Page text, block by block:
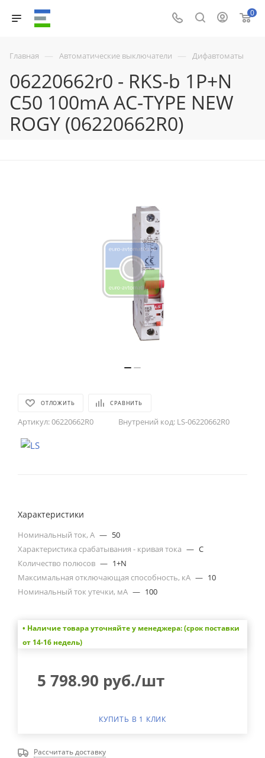
0
Главная — Автоматические выключатели — Дифавтоматы
06220662r0 - RKS-b 1P+N
C50 100mA AC-TYPE NEW
ROGY (06220662R0)
ОТЛОЖИТЬ СРАВНИТЬ
Артикул:06220662R0 Внутрений код: LS-06220662R0
Характеристики
Номинальный ток, А — 50
Характеристика срабатывания - кривая тока — C
Количество полюсов — 1+N
Максимальная отключающая способность, кА — 10
Номинальный ток утечки, мА — 100
• Наличие товара уточняйте у менеджера: (срок поставки
от 14-16 недель)
5 798.90 руб./шт
КУПИТЬ В 1 КЛИК
Рассчитать доставку